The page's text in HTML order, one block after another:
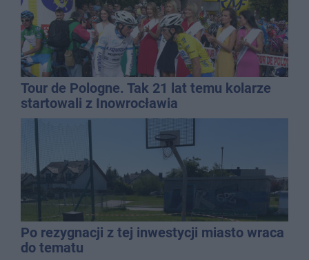
Tour de Pologne. Tak 21 lat temu kolarze
startowali z Inowrocławia
Po rezygnacji z tej inwestycji miasto wraca
do tematu